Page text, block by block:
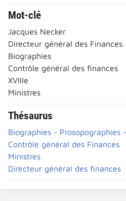
Mot-clé
Jacques Necker
Directeur général des Finances
Biographies
Contrôle général des finances
XVIIIe
Ministres
Thésaurus
Biographies - Prosopographies
Contrôle général des Finances
Ministres
Directeur général des finances